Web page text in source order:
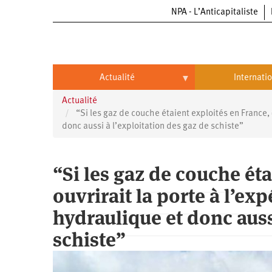
NPA - L’Anticapitaliste
Actualité
Actualité
Politique
Entreprises
Automobile
Aéronautique
Oppressions
Oppressions
Antiracisme
Économie
Écologie
Brésil
États-
Unis
Continents
Actualité
“Si les gaz de couche étaient exploités en
donc aussi à l’exploitation des gaz de schiste”
“Si les gaz de couche
ouvrirait la porte à
hydraulique et donc
schiste”